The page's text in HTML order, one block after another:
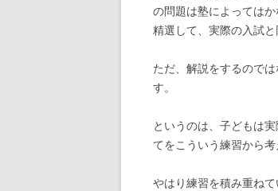
の問題は塾によっては
精選して、実際の入試
ただ、解説をするので
す。
というのは、子どもは
てをこういう練習から
やはり練習を積み重ね